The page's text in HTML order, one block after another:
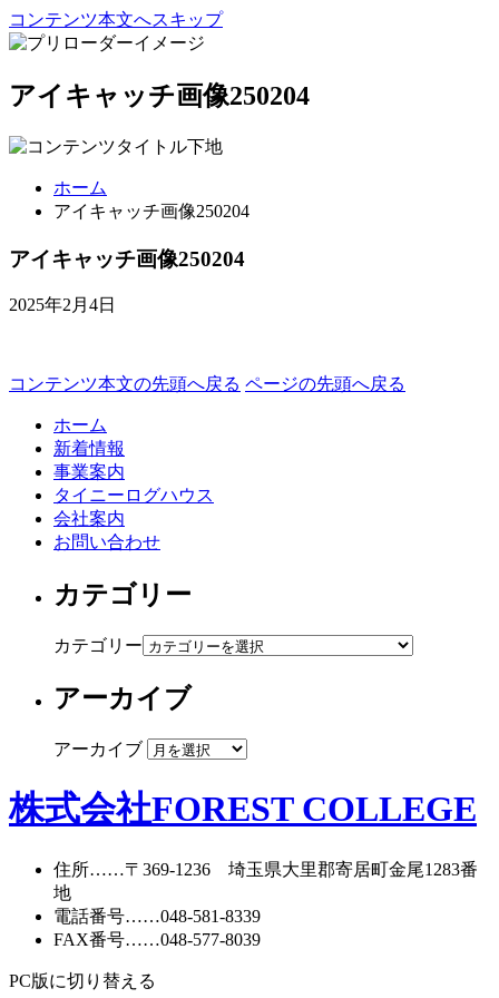
コンテンツ本文へスキップ
アイキャッチ画像250204
ホーム
アイキャッチ画像250204
アイキャッチ画像250204
2025年2月4日
コンテンツ本文の先頭へ戻る ページの先頭へ戻る
ホーム
新着情報
事業案内
タイニーログハウス
会社案内
お問い合わせ
カテゴリー
カテゴリー
アーカイブ
アーカイブ
株式会社FOREST COLLEGE
住所……〒369-1236 埼玉県大里郡寄居町金尾1283番
地
電話番号……048-581-8339
FAX番号……048-577-8039
PC版に切り替える